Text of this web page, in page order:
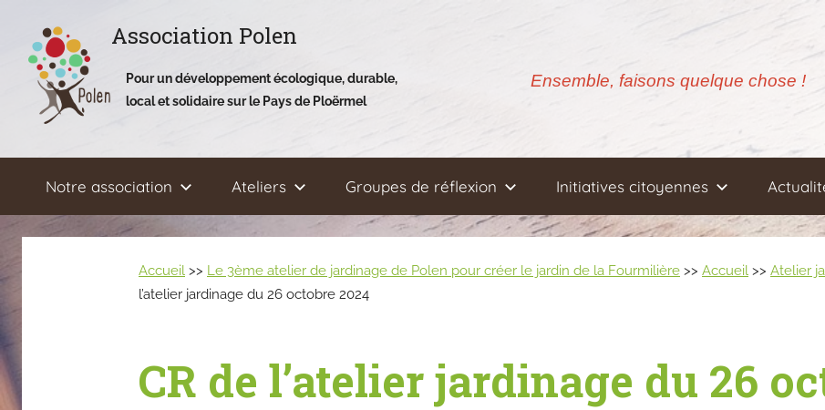
contenu
Association Polen
Pour un développement écologique, durable,
local et solidaire sur le Pays de Ploërmel
Ensemble, faisons quelque chose !
Notre association Ateliers Groupes de réflexion Initiatives citoyennes
Accueil >> Le 3ème atelier de jardinage de Polen pour créer le jardin de la Fourmilière >> Accueil >> Atelier
l’atelier jardinage du 26 octobre 2024
CR de l’atelier jardinage du 26